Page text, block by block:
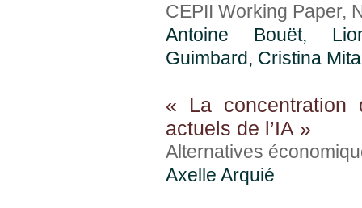
CEPII Working Paper,
Antoine Bouët,
Guimbard, Cristina
« La concentration
actuels de l’IA »
Alternatives
Axelle Arquié